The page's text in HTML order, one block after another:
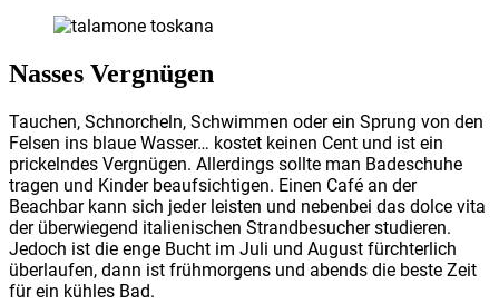
Nasses Vergnügen
Tauchen, Schnorcheln, Schwimmen oder ein Sprung von den
Felsen ins blaue Wasser… kostet keinen Cent und ist ein
prickelndes Vergnügen. Allerdings sollte man Badeschuhe
tragen und Kinder beaufsichtigen. Einen Café an der
Beachbar kann sich jeder leisten und nebenbei das dolce vita
der überwiegend italienischen Strandbesucher studieren.
Jedoch ist die enge Bucht im Juli und August fürchterlich
überlaufen, dann ist frühmorgens und abends die beste Zeit
für ein kühles Bad.